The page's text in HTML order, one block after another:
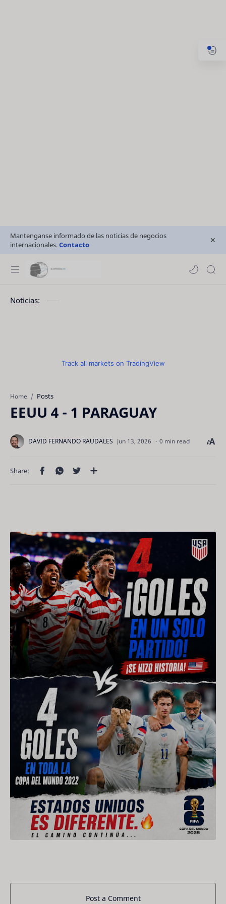
Mantenganse informado de las noticias de negocios
internacionales.Contacto
Noticias:
Track all markets on TradingView
Home Posts
EEUU 4 - 1 PARAGUAY
0 min read
Post a Comment